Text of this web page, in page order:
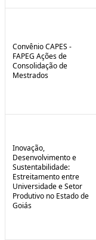
Convênio CAPES -
FAPEG Ações de
Consolidação de
Mestrados
Inovação,
Desenvolvimento e
Sustentabilidade:
Estreitamento entre
Universidade e Setor
Produtivo no Estado de
Goiás